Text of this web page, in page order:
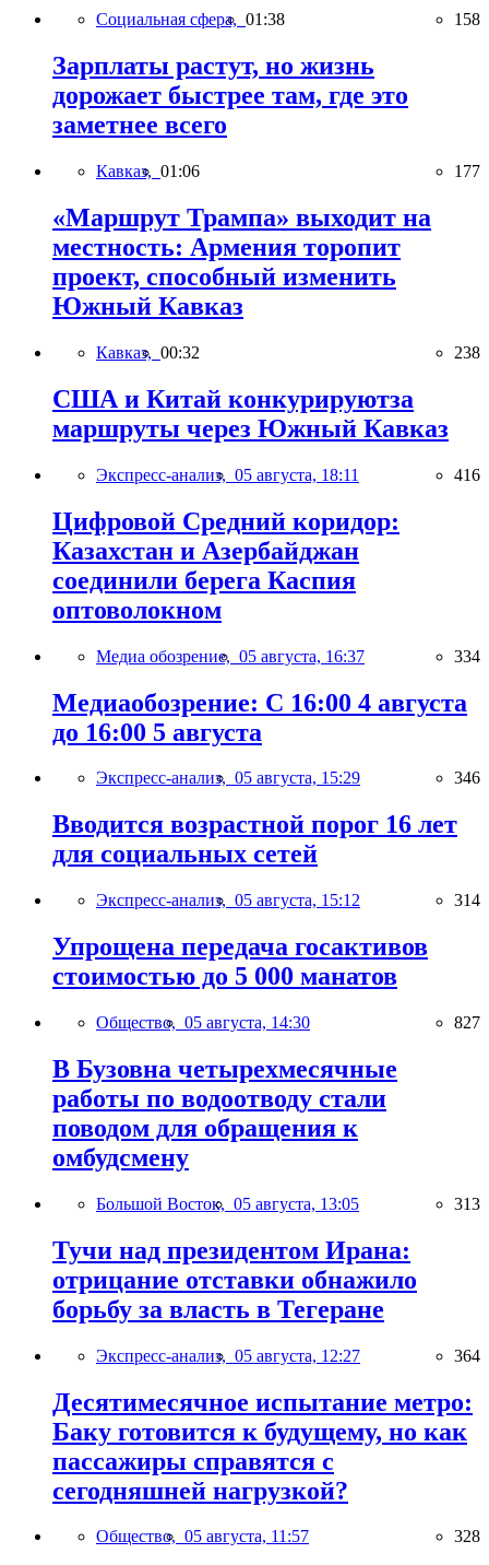
Социальная сфера, 01:38 158
Зарплаты растут, но жизнь
дорожает быстрее там, где это
заметнее всего
Кавказ, 01:06 177
«Маршрут Трампа» выходит на
местность: Армения торопит
проект, способный изменить
Южный Кавказ
Кавказ, 00:32 238
США и Китай конкурируютза
маршруты через Южный Кавказ
Экспресс-анализ, 05 августа, 18:11 416
Цифровой Средний коридор:
Казахстан и Азербайджан
соединили берега Каспия
оптоволокном
Медиа обозрение, 05 августа, 16:37 334
Медиаобозрение: С 16:00 4 августа
до 16:00 5 августа
Экспресс-анализ, 05 августа, 15:29 346
Вводится возрастной порог 16 лет
для социальных сетей
Экспресс-анализ, 05 августа, 15:12 314
Упрощена передача госактивов
стоимостью до 5 000 манатов
Общество, 05 августа, 14:30 827
В Бузовна четырехмесячные
работы по водоотводу стали
поводом для обращения к
омбудсмену
Большой Восток, 05 августа, 13:05 313
Тучи над президентом Ирана:
отрицание отставки обнажило
борьбу за власть в Тегеране
Экспресс-анализ, 05 августа, 12:27 364
Десятимесячное испытание метро:
Баку готовится к будущему, но как
пассажиры справятся с
сегодняшней нагрузкой?
Общество, 05 августа, 11:57 328